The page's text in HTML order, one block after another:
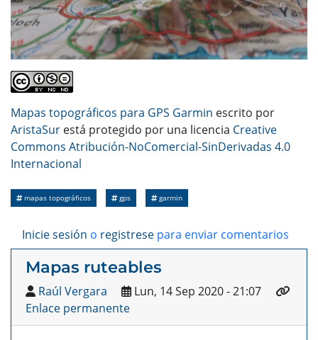
Mapas topográficos para GPS Garmin escrito por
AristaSur está protegido por una licencia Creative
Commons Atribución-NoComercial-SinDerivadas 4.0
Internacional
mapas topográficos gps garmin
Inicie sesión o registrese para enviar comentarios
Mapas ruteables
Raúl Vergara
Lun, 14 Sep 2020 - 21:07
Enlace permanente